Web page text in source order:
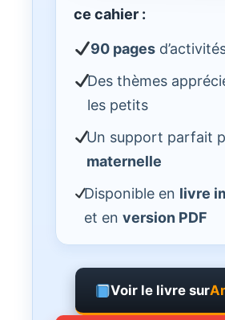
ce cahier :
90 pages
Des thèmes
les petits
Un support parfait
maternelle
Disponible en livre
et enversion PDF
Voir le livre sur